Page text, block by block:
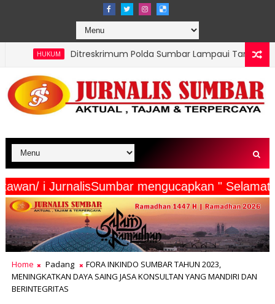
Polda Sumbar Lampaui Target, Operasi Pekat dan
Jembatan TMMD Ke-129 Kodim 1807/Sorsel Hampir
Wartawan/ i JurnalisSumbar mengucapkan "
Home Padang
FORA INKINDO SUMBAR TAHUN 2023,
MENINGKATKAN DAYA SAING JASA KONSULTAN YANG MANDIRI DAN
BERINTEGRITAS